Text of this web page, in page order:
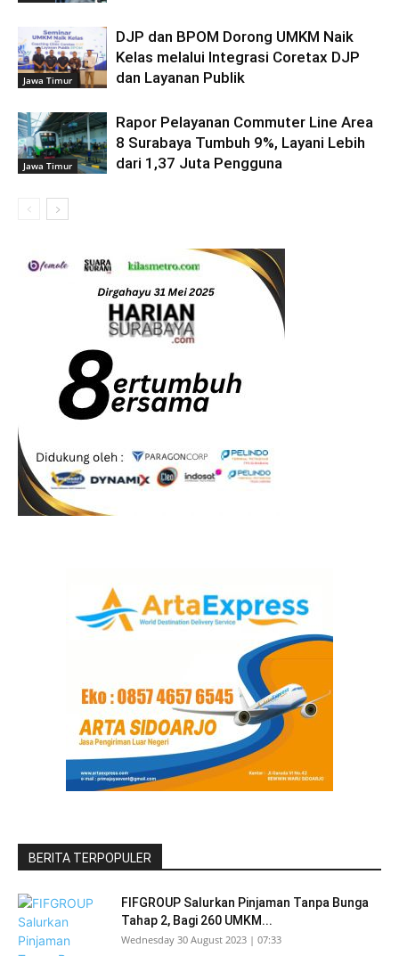
Jawa Timur
DJP dan BPOM Dorong UMKM Naik
Kelas melalui Integrasi Coretax DJP
dan Layanan Publik
Jawa Timur
Rapor Pelayanan Commuter Line Area
8 Surabaya Tumbuh 9%, Layani Lebih
dari 1,37 Juta Pengguna
BERITA TERPOPULER
FIFGROUP Salurkan Pinjaman Tanpa Bunga
Tahap 2, Bagi 260 UMKM...
Wednesday 30 August 2023 | 07:33